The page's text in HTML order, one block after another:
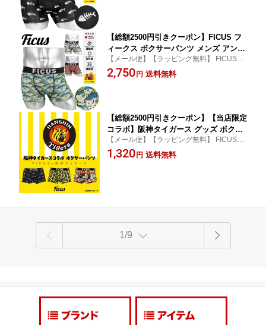
【総額2500円引きクーポン】FICUS フ
ィークス ボクサーパンツ メンズ アンダ
ーウェア 下着 おしゃれ かっこいい ツ
ルツル 当店限定 国産 日本製 鮪 鮭 サー
【メール便】【ラッピング無料】 FICUS/フ
ィークス メンズ ボクサーパンツ
2,750 円 送料無料
【総額2500円引きクーポン】【当店限定
コラボ】阪神タイガース グッズ ボクサ
ーパンツ メンズ FICUS フィークス ア
ンダーウェア 下着 hanshin tigers 日本
【メール便】【ラッピング無料】 FICUS/フ
ィークス メンズ ボクサーパンツ
1,320 円 送料無料
1/9